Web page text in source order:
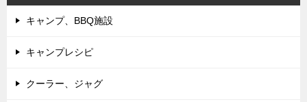
キャンプ、BBQ施設
キャンプレシピ
クーラー、ジャグ